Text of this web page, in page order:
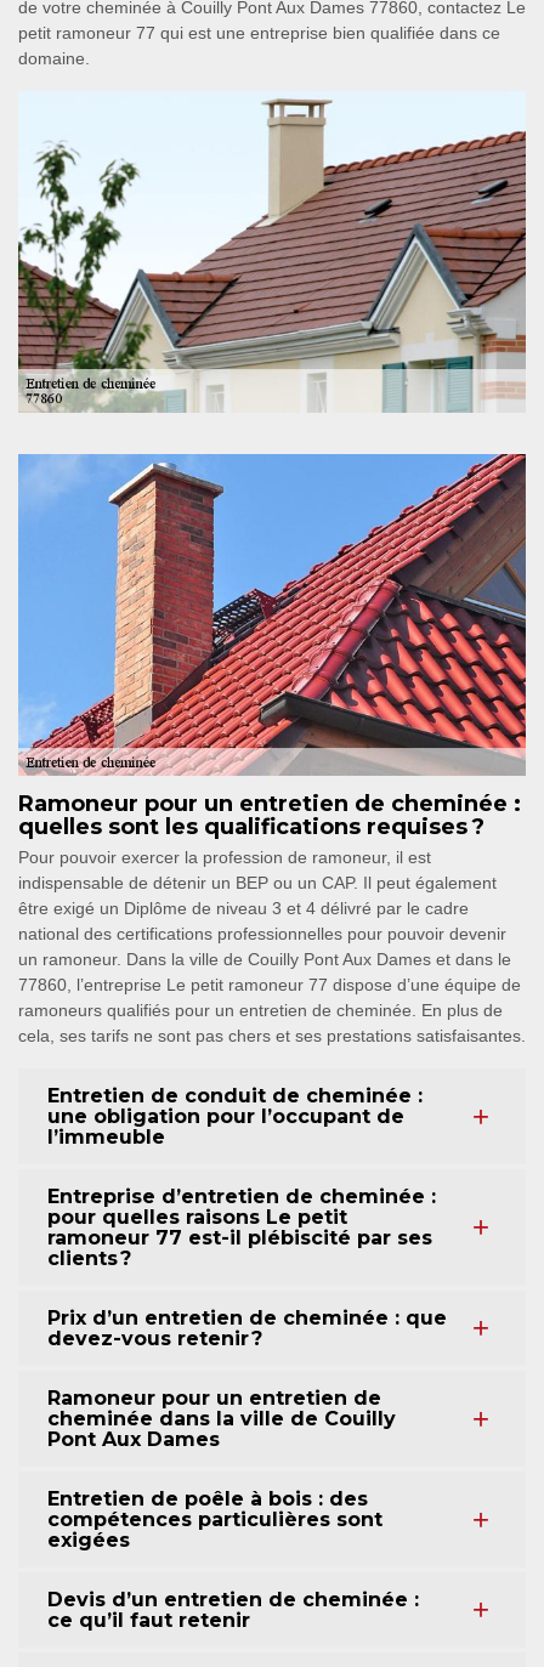
de votre cheminée à Couilly Pont Aux Dames 77860, contactez Le
petit ramoneur 77 qui est une entreprise bien qualifiée dans ce
domaine.
Ramoneur pour un entretien de cheminée :
quelles sont les qualifications requises ?
Pour pouvoir exercer la profession de ramoneur, il est
indispensable de détenir un BEP ou un CAP. Il peut également
être exigé un Diplôme de niveau 3 et 4 délivré par le cadre
national des certifications professionnelles pour pouvoir devenir
un ramoneur. Dans la ville de Couilly Pont Aux Dames et dans le
77860, l’entreprise Le petit ramoneur 77 dispose d’une équipe de
ramoneurs qualifiés pour un entretien de cheminée. En plus de
cela, ses tarifs ne sont pas chers et ses prestations satisfaisantes.
Entretien de conduit de cheminée :
une obligation pour l’occupant de
l’immeuble
Entreprise d’entretien de cheminée :
pour quelles raisons Le petit
ramoneur 77 est-il plébiscité par ses
clients ?
Prix d’un entretien de cheminée : que
devez-vous retenir ?
Ramoneur pour un entretien de
cheminée dans la ville de Couilly
Pont Aux Dames
Entretien de poêle à bois : des
compétences particulières sont
exigées
Devis d’un entretien de cheminée :
ce qu’il faut retenir